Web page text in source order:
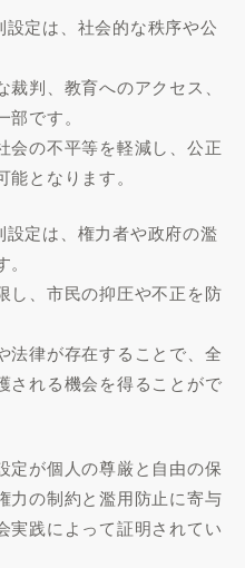
定は、社会的な秩序や公
判、教育へのアクセス、
です。
会の不平等を軽減し、公正
となります。
定は、権力者や政府の濫
し、市民の抑圧や不正を防
法律が存在することで、全
される機会を得ることがで
定が個人の尊厳と自由の保
力の制約と濫用防止に寄与
実践によって証明されてい